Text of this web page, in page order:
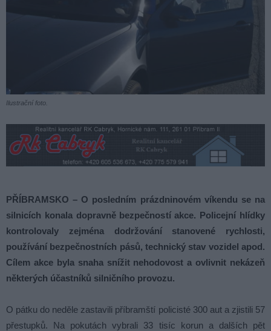
Ilustrační foto.
PŘÍBRAMSKO – O posledním prázdninovém víkendu se na
silnicích konala dopravně bezpečností akce. Policejní hlídky
kontrolovaly zejména dodržování stanovené rychlosti,
používání bezpečnostních pásů, technický stav vozidel apod.
Cílem akce byla snaha snížit nehodovost a ovlivnit nekázeň
některých účastníků silničního provozu.
O pátku do neděle zastavili příbramští policisté 300 aut a zjistili 57
přestupků. Na pokutách vybrali 33 tisíc korun a dalších pět